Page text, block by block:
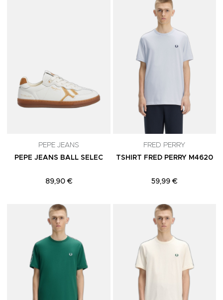
Adicionar aos Favoritos
PEPE JEANS
PEPE JEANS BALL SELEC
89,90 €
FRED PERRY
TSHIRT FRED PERRY M4620
59,99 €
Adicionar aos Favoritos